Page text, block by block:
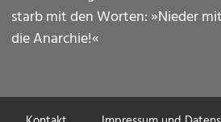
starb mit den Worten: »Nieder
die Anarchie!«
Fußzeile